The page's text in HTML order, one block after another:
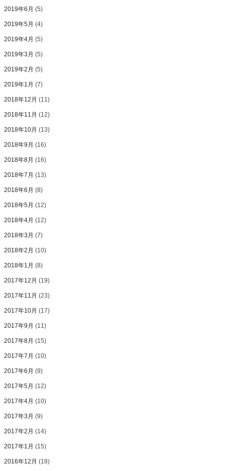
2019年6月 (5)
2019年5月 (4)
2019年4月 (5)
2019年3月 (5)
2019年2月 (5)
2019年1月 (7)
2018年12月 (11)
2018年11月 (12)
2018年10月 (13)
2018年9月 (16)
2018年8月 (16)
2018年7月 (13)
2018年6月 (8)
2018年5月 (12)
2018年4月 (12)
2018年3月 (7)
2018年2月 (10)
2018年1月 (8)
2017年12月 (19)
2017年11月 (23)
2017年10月 (17)
2017年9月 (11)
2017年8月 (15)
2017年7月 (10)
2017年6月 (9)
2017年5月 (12)
2017年4月 (10)
2017年3月 (9)
2017年2月 (14)
2017年1月 (15)
2016年12月 (18)